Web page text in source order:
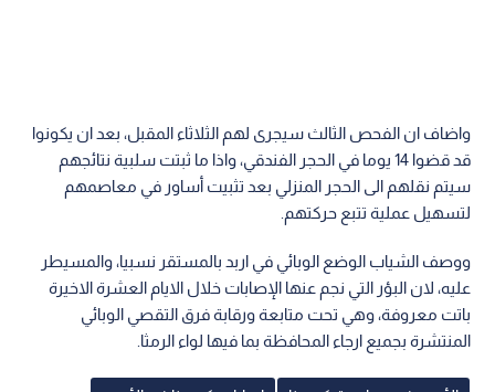
واضاف ان الفحص الثالث سيجرى لهم الثلاثاء المقبل، بعد ان يكونوا
قد قضوا 14 يوما في الحجر الفندقي، واذا ما ثبتت سلبية نتائجهم
سيتم نقلهم الى الحجر المنزلي بعد تثبيت أساور في معاصمهم
لتسهيل عملية تتبع حركتهم.
ووصف الشياب الوضع الوبائي في اربد بالمستقر نسبيا، والمسيطر
عليه، لان البؤر التي نجم عنها الإصابات خلال الايام العشرة الاخيرة
باتت معروفة، وهي تحت متابعة ورقابة فرق التقصي الوبائي
المنتشرة بجميع ارجاء المحافظة بما فيها لواء الرمثا.